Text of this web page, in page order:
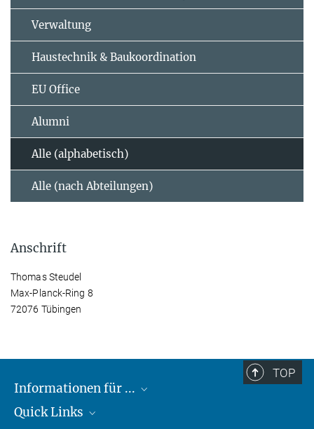
Verwaltung
Haustechnik & Baukoordination
EU Office
Alumni
Alle (alphabetisch)
Alle (nach Abteilungen)
Anschrift
Thomas Steudel
Max-Planck-Ring 8
72076 Tübingen
TOP
Informationen für ...
Lieferanten
Quick Links